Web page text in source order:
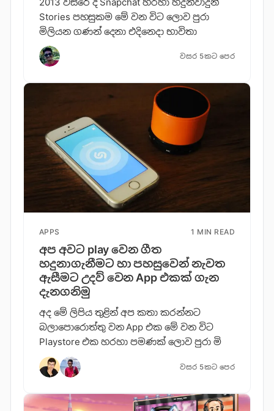
Stories පහසුකම මේ වන විට ලොව පුරා
මිලියන ගණන් දෙනා එදිනෙදා භාවිතා
වසර 5කට පෙර
APPS 1 MIN READ
අප අවට play වෙන ගීත
හදුනාගැනීමට හා පහසුවෙන් නැවත
ඇසීමට උදව් වෙන App එකක් ගැන
දැනගනිමු
අද මේ ලිපිය තුළින් අප කතා කරන්නට
බලාපොරොත්තු වන App එක මේ වන විට
Playstore එක හරහා පමණක් ලොව පුරා මි
වසර 5කට පෙර